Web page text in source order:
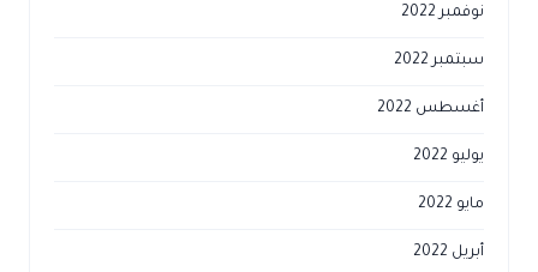
نوفمبر 2022
سبتمبر 2022
أغسطس 2022